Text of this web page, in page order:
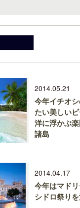
2014.05.21
今年イチオ
たい美しい
洋に浮かぶ
諸島
2014.04.17
今年はマド
シドロ祭り